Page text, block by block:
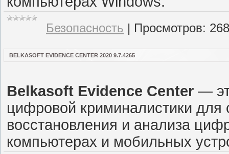
Безопасность | Просмотров: 268
BELKASOFT EVIDENCE CENTER 2020 9.7.4265
Belkasoft Evidence Center —
цифровой криминалистики для
восстановления и анализа
компьютерах и мобильных